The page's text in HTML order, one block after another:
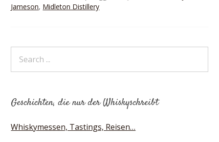
Jameson, Midleton Distillery
Geschichten, die nur der Whiskyschreibt
Whiskymessen, Tastings, Reisen…